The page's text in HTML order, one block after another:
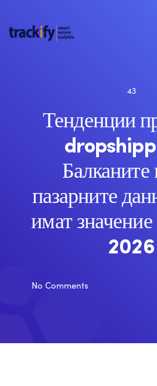
43
Тенденции
пазарните
имат
2026
No Comments